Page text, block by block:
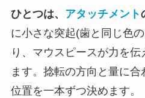
ひとつは、 アタッチメント
に小さな突起(歯と同じ色
り、マウスピースが力を
ます。捻転の方向と量に合
位置を一本ずつ決めます。